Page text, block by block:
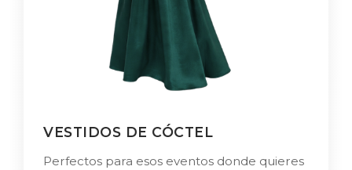
VESTIDOS DE CÓCTEL
Perfectos para esos eventos donde quieres